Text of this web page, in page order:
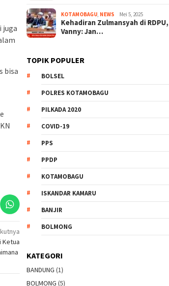
juga
bisa
Ketua
KOTAMOBAGU, NEWS Mei 5, 2025
Kehadiran Zulmansyah di RDPU,
Vanny: Jan…
TOPIK POPULER
BOLSEL
POLRES KOTAMOBAGU
PILKADA 2020
COVID-19
PPS
PPDP
KOTAMOBAGU
ISKANDAR KAMARU
BANJIR
BOLMONG
KATEGORI
BANDUNG (1)
BOLMONG (5)